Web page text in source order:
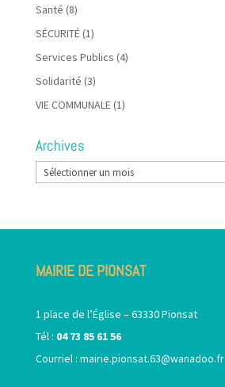
Santé (8)
SÉCURITÉ(1)
Services Publics (4)
Solidarité (3)
VIE COMMUNALE(1)
Archives
Archives
MAIRIE DE PIONSAT
1 place de l’Église – 63330 Pionsat
Tél : 04 73 85 61 56
Courriel : mairie.pionsat.63@wanadoo.fr